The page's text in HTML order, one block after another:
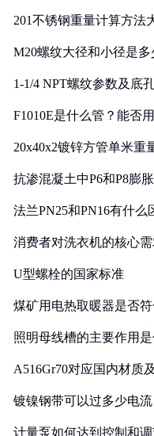
201不锈钢重量计算方法
M20螺纹大径和小径是多
1-1/4 NPT螺纹参数及底
F1010E是什么管？能否
20x40x2镀锌方管单米重
抗渗混凝土中P6和P8膨
法兰PN25和PN16有什么
消费者对洗衣机的核心
U型螺栓的国家标准
煤矿用电热取暖器是否
照明母线槽的主要作用是
A516Gr70对应国内材质
镀镍钢带可以过多少电流
计量泵如何达到控制和